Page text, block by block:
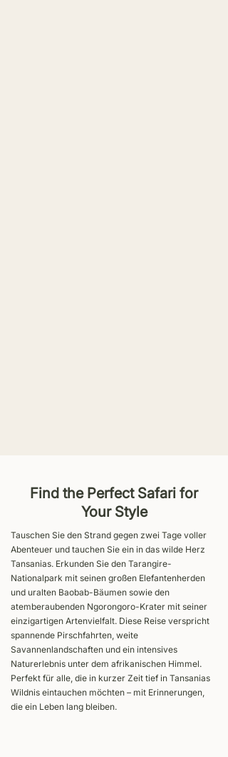
Find the Perfect Safari for
Your Style
Tauschen Sie den Strand gegen zwei Tage voller
Abenteuer und tauchen Sie ein in das wilde Herz
Tansanias. Erkunden Sie den Tarangire-
Nationalpark mit seinen großen Elefantenherden
und uralten Baobab-Bäumen sowie den
atemberaubenden Ngorongoro-Krater mit seiner
einzigartigen Artenvielfalt. Diese Reise verspricht
spannende Pirschfahrten, weite
Savannenlandschaften und ein intensives
Naturerlebnis unter dem afrikanischen Himmel.
Perfekt für alle, die in kurzer Zeit tief in Tansanias
Wildnis eintauchen möchten – mit Erinnerungen,
die ein Leben lang bleiben.